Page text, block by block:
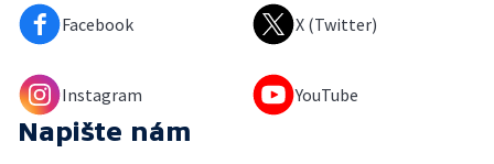
Facebook X (Twitter)
Instagram YouTube
Napište nám